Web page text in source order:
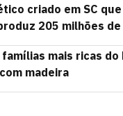
criado em SC
205 milhões
famílias mais ricas
madeira